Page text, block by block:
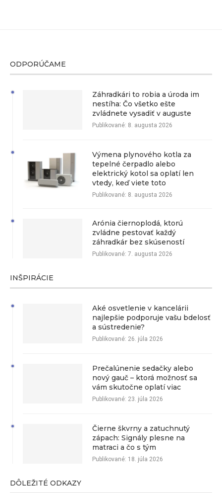
ODPORÚČAME
Záhradkári to robia a úroda im
nestíha: Čo všetko ešte
zvládnete vysadiť v auguste
Publikované: 8. augusta 2026
Výmena plynového kotla za
tepelné čerpadlo alebo
elektrický kotol sa oplatí len
vtedy, keď viete toto
Publikované: 8. augusta 2026
Arónia čiernoplodá, ktorú
zvládne pestovať každý
záhradkár bez skúseností
Publikované: 7. augusta 2026
INŠPIRÁCIE
Aké osvetlenie v kancelárii
najlepšie podporuje vašu bdelosť
a sústredenie?
Publikované: 26. júla 2026
Prečalúnenie sedačky alebo
nový gauč – ktorá možnosť sa
vám skutočne oplatí viac
Publikované: 23. júla 2026
Čierne škvrny a zatuchnutý
zápach: Signály plesne na
matraci a čo s tým
Publikované: 18. júla 2026
DÔLEŽITÉ ODKAZY